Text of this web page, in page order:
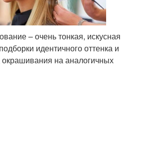
– очень тонкая, искусная
идентичного оттенка и
окрашивания на аналогичных